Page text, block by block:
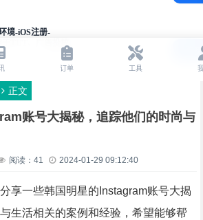
正文
账号大揭秘，追踪他们的时尚与
阅读： 41 2024-01-29 09:12:40
享一些韩国明星的Instagram账号大揭
生活相关的案例和经验，希望能够帮